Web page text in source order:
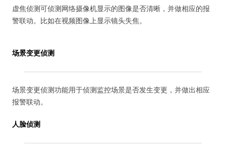
虚焦侦测可侦测网络摄像机显示的图像是否清晰，并做相应的报
警联动。比如在视频图像上显示镜头失焦。
场景变更侦测
场景变更侦测功能用于侦测监控场景是否发生变更，并做出相应
报警联动。
人脸侦测